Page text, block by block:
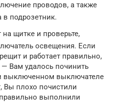
проводов, а также
в подрозетник.
щитке и проверьте,
освещения. Если
и работает правильно,
— Вам удалось починить
выключенном выключателе
Вы плохо почистили
выполнили